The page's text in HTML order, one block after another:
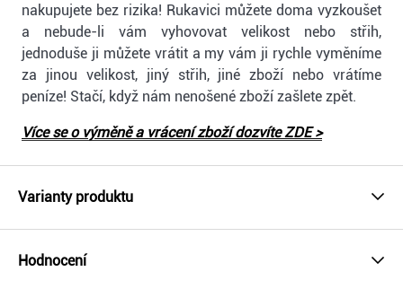
nakupujete bez rizika! Rukavici můžete doma vyzkoušet
a nebude-li vám vyhovovat velikost nebo střih,
jednoduše ji můžete vrátit a my vám ji rychle vyměníme
za jinou velikost, jiný střih, jiné zboží nebo vrátíme
peníze! Stačí, když nám nenošené zboží zašlete zpět.
Více se o výměně a vrácení zboží dozvíte ZDE >
Varianty produktu
Hodnocení